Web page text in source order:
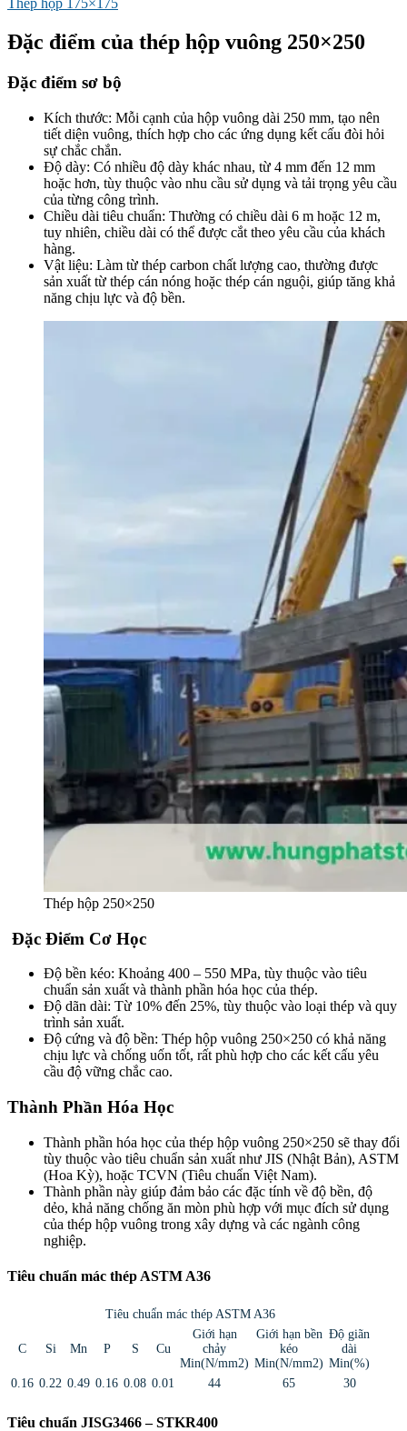
Thép hộp 175×175
Đặc điểm của thép hộp vuông 250×250
Đặc điểm sơ bộ
Kích thước: Mỗi cạnh của hộp vuông dài 250 mm, tạo nên
tiết diện vuông, thích hợp cho các ứng dụng kết cấu đòi hỏi
sự chắc chắn.
Độ dày: Có nhiều độ dày khác nhau, từ 4 mm đến 12 mm
hoặc hơn, tùy thuộc vào nhu cầu sử dụng và tải trọng yêu cầu
của từng công trình.
Chiều dài tiêu chuẩn: Thường có chiều dài 6 m hoặc 12 m,
tuy nhiên, chiều dài có thể được cắt theo yêu cầu của khách
hàng.
Vật liệu: Làm từ thép carbon chất lượng cao, thường được
sản xuất từ thép cán nóng hoặc thép cán nguội, giúp tăng khả
năng chịu lực và độ bền.
Thép hộp 250×250
Đặc Điểm Cơ Học
Độ bền kéo: Khoảng 400 – 550 MPa, tùy thuộc vào tiêu
chuẩn sản xuất và thành phần hóa học của thép.
Độ dãn dài: Từ 10% đến 25%, tùy thuộc vào loại thép và quy
trình sản xuất.
Độ cứng và độ bền: Thép hộp vuông 250×250 có khả năng
chịu lực và chống uốn tốt, rất phù hợp cho các kết cấu yêu
cầu độ vững chắc cao.
Thành Phần Hóa Học
Thành phần hóa học của thép hộp vuông 250×250 sẽ thay đổi
tùy thuộc vào tiêu chuẩn sản xuất như JIS (Nhật Bản), ASTM
(Hoa Kỳ), hoặc TCVN (Tiêu chuẩn Việt Nam).
Thành phần này giúp đảm bảo các đặc tính về độ bền, độ
dẻo, khả năng chống ăn mòn phù hợp với mục đích sử dụng
của thép hộp vuông trong xây dựng và các ngành công
nghiệp.
Tiêu chuẩn mác thép ASTM A36
Tiêu chuẩn mác thép ASTM A36
C Si Mn P S Cu
Giới hạn
chảy
Min(N/mm2)
Giới hạn bền
kéo
Min(N/mm2)
Độ giãn
dài
Min(%)
0.16 0.22 0.49 0.16 0.08 0.01 44 65 30
Tiêu chuẩn JISG3466 – STKR400